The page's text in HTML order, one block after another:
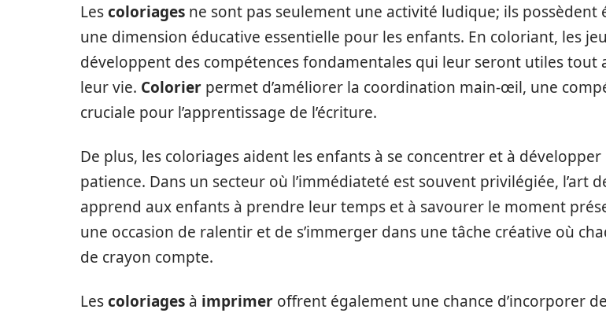
Lescoloriages ne sont pas seulement une activité ludique; ils possèdent
une dimension éducative essentielle pour les enfants. En coloriant, les
développent des compétences fondamentales qui leur seront utiles tout
leur vie. Colorier permet d’améliorer la coordination main-œil, une
cruciale pour l’apprentissage de l’écriture.
De plus, les coloriages aident les enfants à se concentrer et à
patience. Dans un secteur où l’immédiateté est souvent privilégiée, l’art
apprend aux enfants à prendre leur temps et à savourer le moment
une occasion de ralentir et de s’immerger dans une tâche créative où
de crayon compte.
Lescoloriages à imprimer offrent également une chance d’incorporer